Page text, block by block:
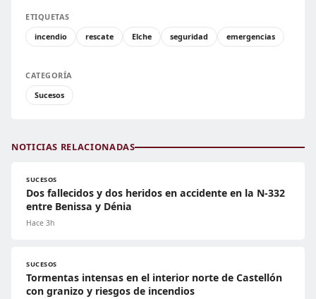
ETIQUETAS
incendio
rescate Elche seguridad emergencias
CATEGORÍA
Sucesos
NOTICIAS RELACIONADAS
SUCESOS
Dos fallecidos y dos heridos en accidente en la N-332
entre Benissa y Dénia
Hace 3h
SUCESOS
Tormentas intensas en el interior norte de Castellón
con granizo y riesgos de incendios